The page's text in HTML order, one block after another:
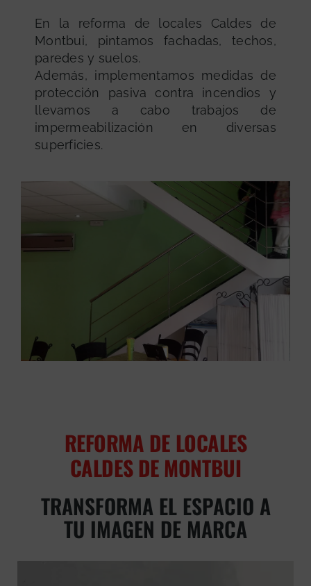
En la reforma de locales Caldes de
Montbui, pintamos fachadas, techos,
paredes y suelos.
Además, implementamos medidas de
protección pasiva contra incendios y
llevamos a cabo trabajos de
impermeabilización en diversas
superficies.
REFORMA DE LOCALES
CALDES DE MONTBUI
TRANSFORMA EL ESPACIO A
TU IMAGEN DE MARCA